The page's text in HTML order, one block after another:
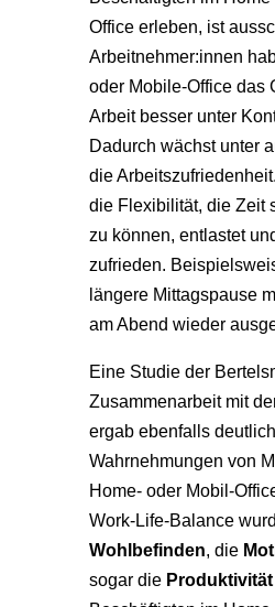
Office erleben, ist
Arbeitnehmer:innen
oder Mobile-Office das
Arbeit besser unter
Dadurch wächst unter
die
die Flexibilität, die Zeit
zu können, entlastet
zufrieden.
längere Mittagspause
am Abend wieder
Eine Studie der
Zusammenarbeit mit
ergab ebenfalls
Wahrnehmungen von
Home- oder Mobil-
Work-Life-Balance
Wohlbefinden, die
sogar dieProduktivität